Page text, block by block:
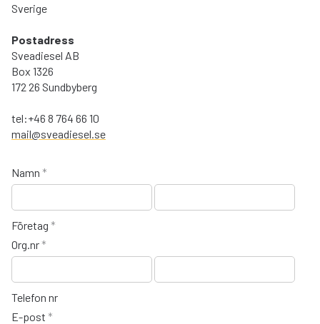
Sverige
Postadress
Sveadiesel AB
Box 1326
172 26 Sundbyberg
tel:+46 8 764 66 10
mail@sveadiesel.se
Namn *
Företag *
Org.nr*
Telefon nr
E-post *